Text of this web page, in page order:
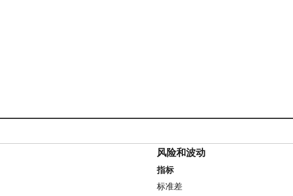
风险和波动
指标
标准差